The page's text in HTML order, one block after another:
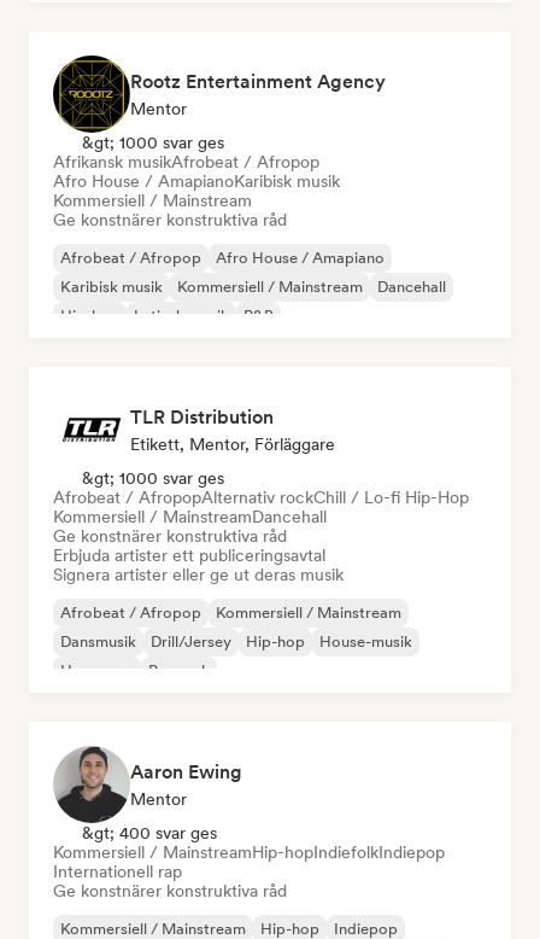
Rootz Entertainment Agency
Mentor
&gt; 1000 svar ges
Afrikansk musikAfrobeat / Afropop
Afro House / AmapianoKaribisk musik
Kommersiell / Mainstream
Ge konstnärer konstruktiva råd
Afrobeat / Afropop
Afro House / Amapiano
Karibisk musik
Kommersiell / Mainstream
Dancehall
Hip-hop
Latinsk musik R&B
TLR Distribution
Etikett, Mentor, Förläggare
&gt; 1000 svar ges
Afrobeat / AfropopAlternativ rockChill / Lo-fi Hip-Hop
Kommersiell / MainstreamDancehall
Ge konstnärer konstruktiva råd
Erbjuda artister ett publiceringsavtal
Signera artister eller ge ut deras musik
Afrobeat / Afropop
Kommersiell / Mainstream
Dansmusik
Drill/Jersey Hip-hop
House-musik
Hyperpop
Poprock
Aaron Ewing
Mentor
&gt; 400 svar ges
Kommersiell / MainstreamHip-hopIndiefolkIndiepop
Internationell rap
Ge konstnärer konstruktiva råd
Kommersiell / Mainstream Hip-hop
Indiepop